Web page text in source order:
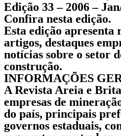
Edição 33 – 2006 –
Confira nesta edição.
Esta edição apresenta
artigos, destaques
notícias sobre o setor
construção.
INFORMAÇÕES
A Revista Areia e
empresas de
do país, principais
governos estaduais,